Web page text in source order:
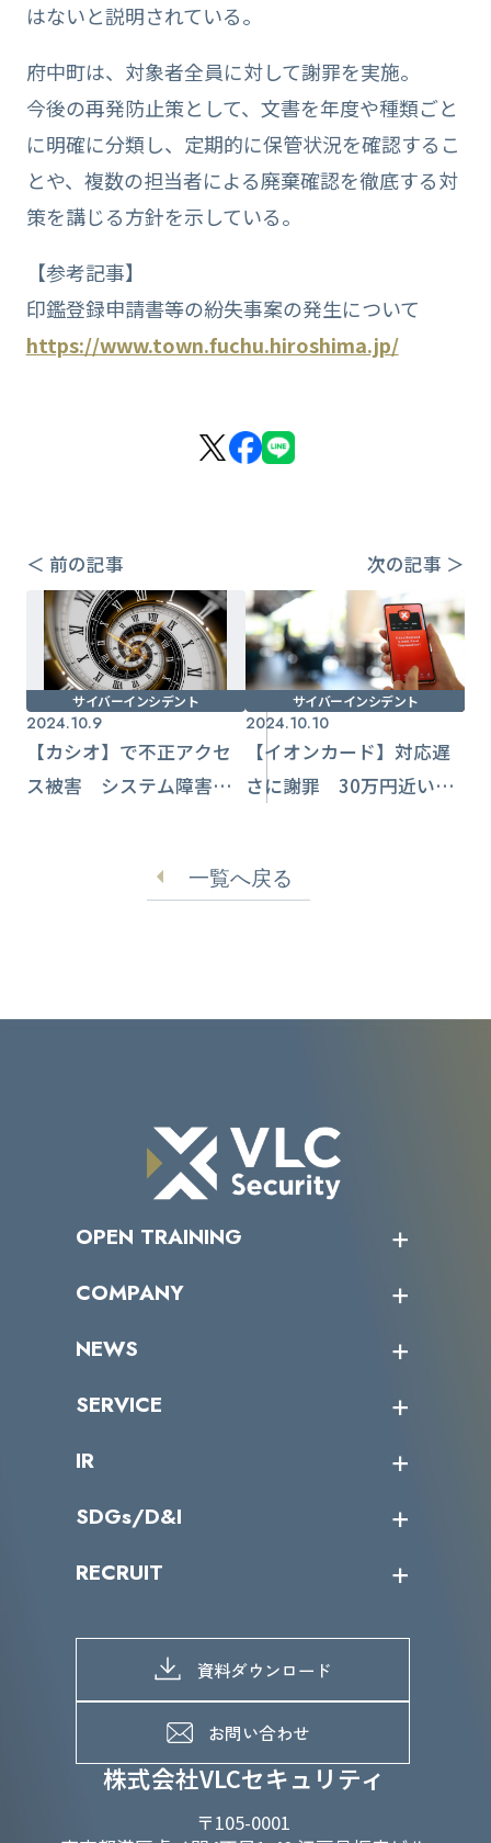
はないと説明されている。
府中町は、対象者全員に対して謝罪を実施。
今後の再発防止策として、文書を年度や種類ごと
に明確に分類し、定期的に保管状況を確認するこ
とや、複数の担当者による廃棄確認を徹底する対
策を講じる方針を示している。
【参考記事】
印鑑登録申請書等の紛失事案の発生について
https://www.town.fuchu.hiroshima.jp/
＜ 前の記事 次の記事 ＞
サイバーインシデント
2024.10.9
【カシオ】で不正アクセ
ス被害 システム障害で
サイバーインシデント
2024.10.10
【イオンカード】対応遅
さに謝罪 30万円近い
一覧へ戻る
株式会社VLCセキュリティ
〒105-0001
OPEN TRAINING
受講者の声
COMPANY
トップメッセージ
ミッション／ビジョン
パートナー企業一覧
NEWS
サイバーニュース
SERVICE
カテゴリー別サービス一覧
IR
IRカレンダー
IRライブラリー
よくあるご質問
SDGs/D&I
当グループのマテリアリティ
SDGs推進体制
D&Iの取り組み
RECRUIT
募集職種一覧
メッセージ
メンバーインタビュー
資料ダウンロード
お問い合わせ